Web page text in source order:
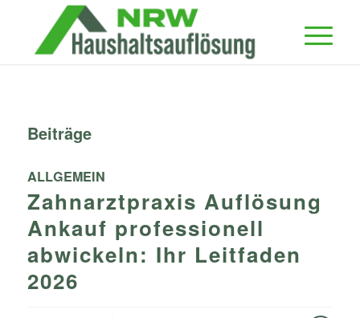
Beiträge
ALLGEMEIN
Zahnarztpraxis Auflösung
Ankauf professionell
abwickeln: Ihr Leitfaden
2026